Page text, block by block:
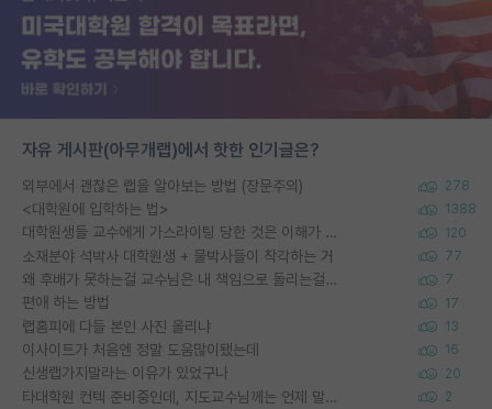
자유 게시판(아무개랩)에서 핫한 인기글은?
외부에서 괜찮은 랩을 알아보는 방법 (장문주의) 278
<대학원에 입학하는 법> 1388
대학원생들 교수에게 가스라이팅 당한 것은 이해가 갑니다. 안타깝네요. 120
소재분야 석박사 대학원생 + 물박사들이 착각하는 거 77
왜 후배가 못하는걸 교수님은 내 책임으로 돌리는걸까요? 7
편애 하는 방법 17
랩홈피에 다들 본인 사진 올리냐 13
이사이트가 처음엔 정말 도움많이됐는데 16
신생랩가지말라는 이유가 있었구나 20
타대학원 컨텍 준비중인데, 지도교수님께는 언제 말씀드려야 할까요? 2